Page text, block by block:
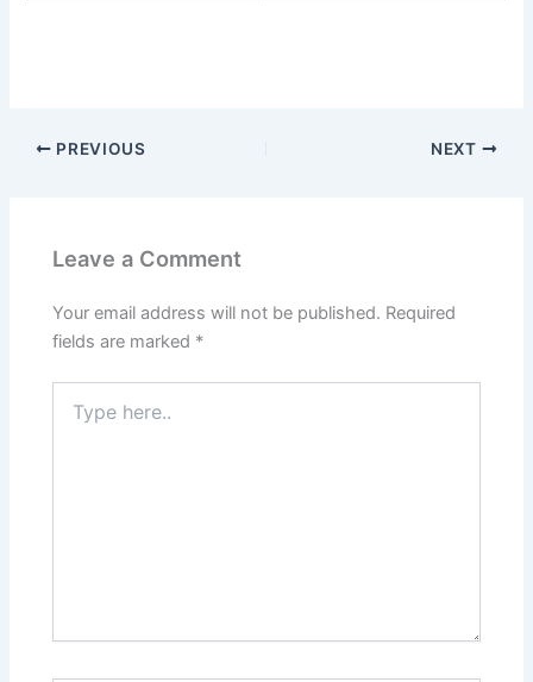
PREVIOUS NEXT
Leave a Comment
Your email address will not be published. Required
fields are marked *
here..